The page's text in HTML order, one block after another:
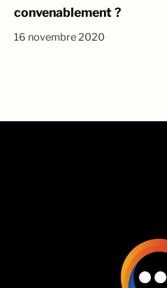
convenablement ?
16 novembre 2020